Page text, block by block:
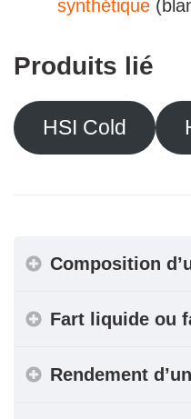
synthétique
Produits lié
HSI Cold
Composition
Fart liquide ou
Rendement